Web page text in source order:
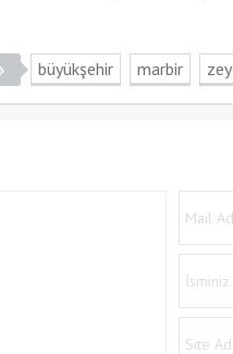
büyükşehir marbir